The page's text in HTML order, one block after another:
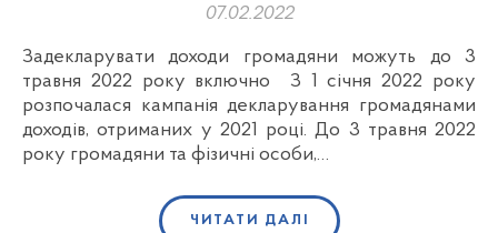
07.02.2022
Задекларувати доходи громадяни можуть до 3
травня 2022 року включно З 1 січня 2022 року
розпочалася кампанія декларування громадянами
доходів, отриманих у 2021 році. До 3 травня 2022
року громадяни та фізичні особи,…
ЧИТАТИ ДАЛІ